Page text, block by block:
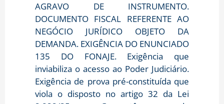
AGRAVO DE INSTRUMENTO.
DOCUMENTO FISCAL REFERENTE AO
NEGÓCIO JURÍDICO OBJETO DA
DEMANDA. EXIGÊNCIA DO ENUNCIADO
135 DO FONAJE. Exigência que
inviabiliza o acesso ao Poder Judiciário.
Exigência de prova pré-constituída que
viola o disposto no artigo 32 da Lei